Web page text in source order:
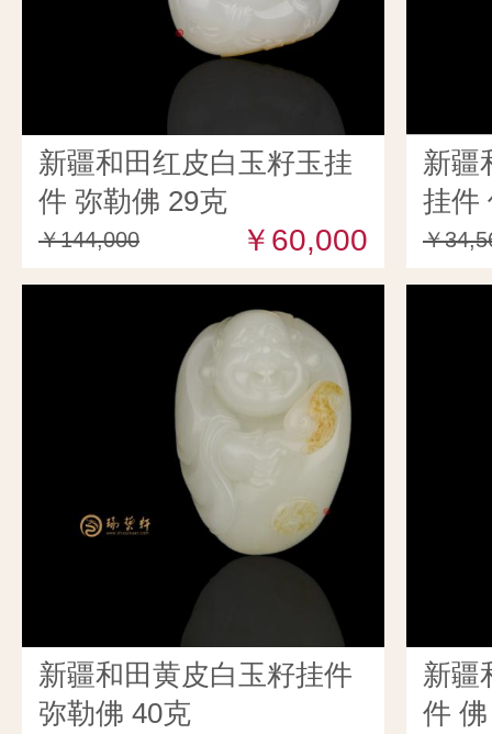
新疆和田红皮白玉籽玉挂
件 弥勒佛 29克
￥144,000 ￥60,000
新疆
挂件
籽）
￥
新疆和田黄皮白玉籽挂件
弥勒佛 40克
新疆
件